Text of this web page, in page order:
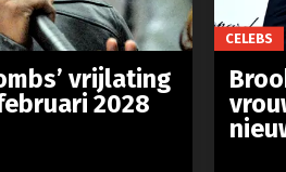
vrijlating
2028
CELEBS